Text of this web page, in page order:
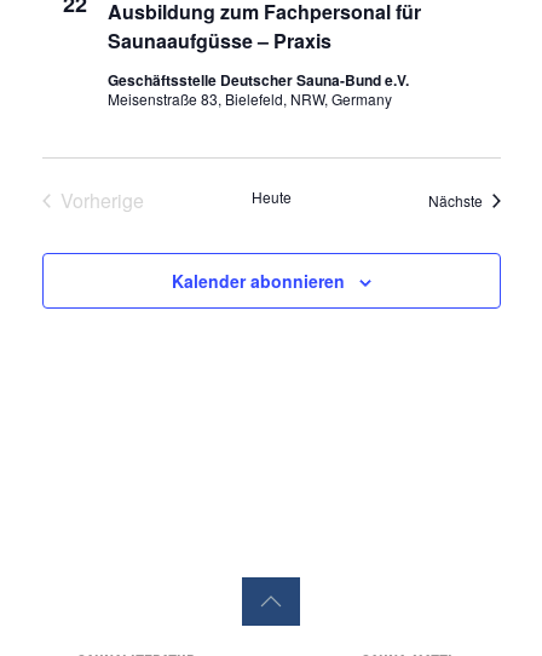
Ausbildung zum Fachpersonal für
Saunaaufgüsse – Praxis
Geschäftsstelle Deutscher Sauna-Bund e.V.
Meisenstraße 83, Bielefeld, NRW, Germany
Vorherige
Heute Nächste
Kalender abonnieren